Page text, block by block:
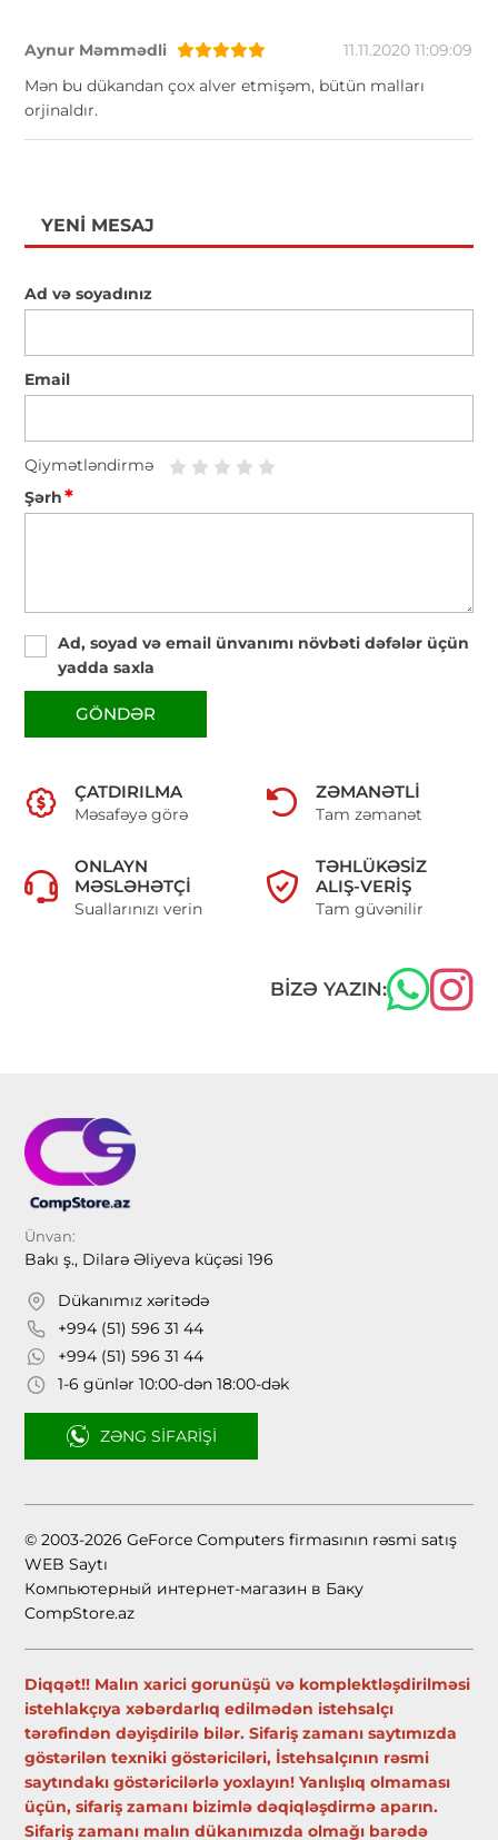
Aynur Məmmədli
11.11.2020 11:09:09
Mən bu dükandan çox alver etmişəm, bütün malları
orjinaldır.
YENI MESAJ
Ad və soyadınız
Email
Qiymətləndirmə
Şərh*
Ad, soyad və email ünvanımı növbəti dəfələr üçün
yadda saxla
GÖNDƏR
ÇATDIRILMA
Məsafəyə görə
ZƏMANƏTLI
Tam zəmanət
ONLAYN
MƏSLƏHƏTÇI
Suallarınızı verin
TƏHLÜKƏSIZ
ALIŞ-VERIŞ
Tam güvənilir
BIZƏ YAZIN:
Ünvan:
Bakı ş., Dilarə Əliyeva küçəsi 196
Dükanımız xəritədə
+994 (51) 596 31 44
+994 (51) 596 31 44
1-6 günlər 10:00-dən 18:00-dək
ZƏNG SIFARIŞI
© 2003-2026 GeForce Computers firmasının rəsmi satış
WEB Saytı
Компьютерный интернет-магазин в Баку
CompStore.az
Diqqət!! Malın xarici gorunüşü və komplektləşdirilməsi
istehlakçıya xəbərdarlıq edilmədən istehsalçı
tərəfindən dəyişdirilə bilər. Sifariş zamanı saytımızda
göstərilən texniki göstəriciləri, İstehsalçının rəsmi
saytındakı göstəricilərlə yoxlayın! Yanlışlıq olmaması
üçün, sifariş zamanı bizimlə dəqiqləşdirmə aparın.
Sifariş zamanı malın dükanımızda olmağı barədə